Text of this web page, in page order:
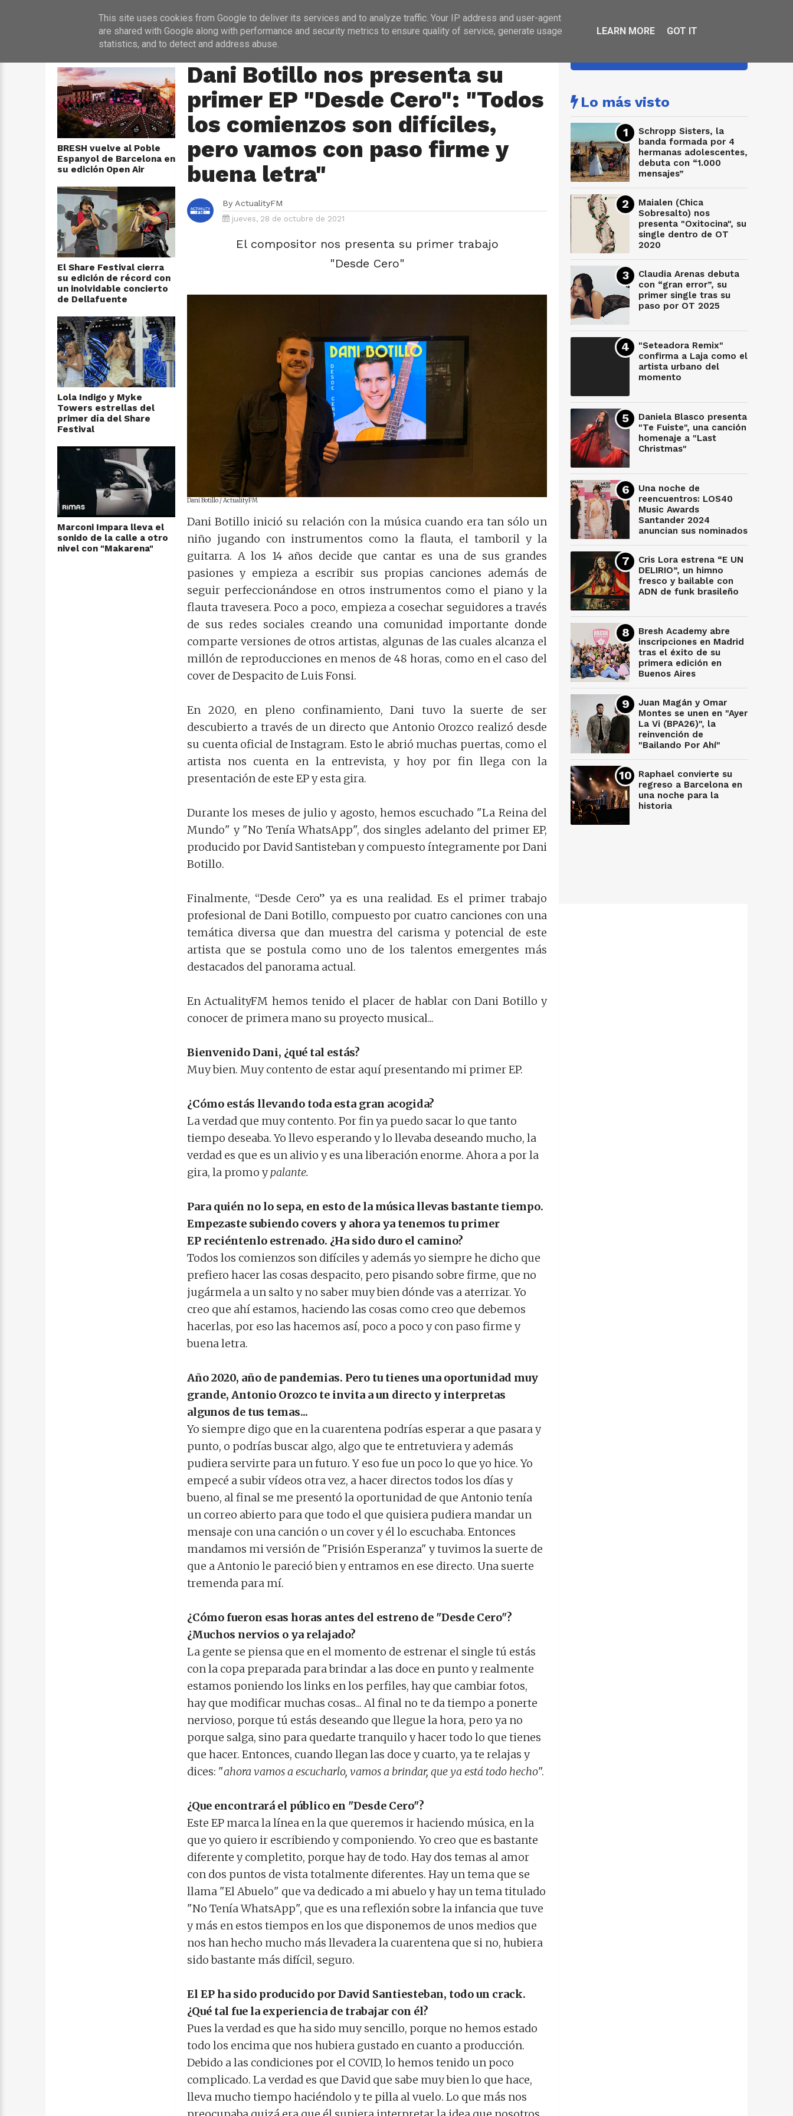
INICIO NOTICIAS PROGRAMACIÓN ENTREVISTAS
BRESH vuelve al Poble
Espanyol de Barcelona en
su edición Open Air
El Share Festival cierra
su edición de récord con
un inolvidable concierto
de Dellafuente
Lola Indigo y Myke
Towers estrellas del
primer día del Share
Festival
Marconi Impara lleva el
sonido de la calle a otro
nivel con "Makarena"
Dani Botillo nos presenta su
primer EP "Desde Cero": "Todos
los comienzos son difíciles,
pero vamos con paso firme y
buena letra"
By ActualityFM
jueves, 28 de octubre de 2021
El compositor nos presenta su primer trabajo
"Desde Cero"
Dani Botillo / ActualityFM
Dani Botillo inició su relación con la música cuando era tan sólo un
niño jugando con instrumentos como la flauta, el tamboril y la
guitarra. A los 14 años decide que cantar es una de sus grandes
pasiones y empieza a escribir sus propias canciones además de
seguir perfeccionándose en otros instrumentos como el piano y la
flauta travesera. Poco a poco, empieza a cosechar seguidores a través
de sus redes sociales creando una comunidad importante donde
comparte versiones de otros artistas, algunas de las cuales alcanza el
millón de reproducciones en menos de 48 horas, como en el caso del
cover de Despacito de Luis Fonsi.
En 2020, en pleno confinamiento, Dani tuvo la suerte de ser
descubierto a través de un directo que Antonio Orozco realizó desde
su cuenta oficial de Instagram. Esto le abrió muchas puertas, como el
artista nos cuenta en la entrevista, y hoy por fin llega con la
presentación de este EP y esta gira.
Durante los meses de julio y agosto, hemos escuchado "La Reina del
Mundo" y "No Tenía WhatsApp", dos singles adelanto del primer EP,
producido por David Santisteban y compuesto íntegramente por Dani
Botillo.
Finalmente, “Desde Cero” ya es una realidad. Es el primer trabajo
profesional de Dani Botillo, compuesto por cuatro canciones con una
temática diversa que dan muestra del carisma y potencial de este
artista que se postula como uno de los talentos emergentes más
destacados del panorama actual.
En ActualityFM hemos tenido el placer de hablar con Dani Botillo y
conocer de primera mano su proyecto musical...
Bienvenido Dani, ¿qué tal estás?
Muy bien. Muy contento de estar aquí presentando mi primer EP.
¿Cómo estás llevando toda esta gran acogida?
La verdad que muy contento. Por fin ya puedo sacar lo que tanto
tiempo deseaba. Yo llevo esperando y lo llevaba deseando mucho, la
verdad es que es un alivio y es una liberación enorme. Ahora a por la
gira, la promo ypalante.
Para quién no lo sepa, en esto de la música llevas bastante tiempo.
Empezaste subiendo covers y ahora ya tenemos tu primer
EP reciéntenlo estrenado. ¿Ha sido duro el camino?
Todos los comienzos son difíciles y además yo siempre he dicho que
prefiero hacer las cosas despacito, pero pisando sobre firme, que no
jugármela a un salto y no saber muy bien dónde vas a aterrizar. Yo
creo que ahí estamos, haciendo las cosas como creo que debemos
hacerlas, por eso las hacemos así, poco a poco y con paso firme y
buena letra.
Año 2020, año de pandemias. Pero tu tienes una oportunidad muy
grande, Antonio Orozco te invita a un directo y interpretas
algunos de tus temas...
Yo siempre digo que en la cuarentena podrías esperar a que pasara y
punto, o podrías buscar algo, algo que te entretuviera y además
pudiera servirte para un futuro. Y eso fue un poco lo que yo hice. Yo
empecé a subir vídeos otra vez, a hacer directos todos los días y
bueno, al final se me presentó la oportunidad de que Antonio tenía
un correo abierto para que todo el que quisiera pudiera mandar un
mensaje con una canción o un cover y él lo escuchaba. Entonces
mandamos mi versión de "Prisión Esperanza" y tuvimos la suerte de
que a Antonio le pareció bien y entramos en ese directo. Una suerte
tremenda para mí.
¿Cómo fueron esas horas antes del estreno de "Desde Cero"?
¿Muchos nervios o ya relajado?
La gente se piensa que en el momento de estrenar el single tú estás
con la copa preparada para brindar a las doce en punto y realmente
estamos poniendo los links en los perfiles, hay que cambiar fotos,
hay que modificar muchas cosas... Al final no te da tiempo a ponerte
nervioso, porque tú estás deseando que llegue la hora, pero ya no
porque salga, sino para quedarte tranquilo y hacer todo lo que tienes
que hacer. Entonces, cuando llegan las doce y cuarto, ya te relajas y
dices: "ahora vamos a escucharlo, vamos a brindar, que ya está todo hecho".
¿Que encontrará el público en "Desde Cero"?
Este EP marca la línea en la que queremos ir haciendo música, en la
que yo quiero ir escribiendo y componiendo. Yo creo que es bastante
diferente y completito, porque hay de todo. Hay dos temas al amor
con dos puntos de vista totalmente diferentes. Hay un tema que se
llama "El Abuelo" que va dedicado a mi abuelo y hay un tema titulado
"No Tenía WhatsApp", que es una reflexión sobre la infancia que tuve
y más en estos tiempos en los que disponemos de unos medios que
nos han hecho mucho más llevadera la cuarentena que si no, hubiera
sido bastante más difícil, seguro.
El EP ha sido producido por David Santiesteban, todo un crack.
¿Qué tal fue la experiencia de trabajar con él?
Pues la verdad es que ha sido muy sencillo, porque no hemos estado
todo los encima que nos hubiera gustado en cuanto a producción.
Debido a las condiciones por el COVID, lo hemos tenido un poco
complicado. La verdad es que David que sabe muy bien lo que hace,
lleva mucho tiempo haciéndolo y te pilla al vuelo. Lo que más nos
Lo más visto
Schropp Sisters, la
banda formada por 4
hermanas adolescentes,
debuta con “1.000
mensajes”
Maialen (Chica
Sobresalto) nos
presenta "Oxitocina", su
single dentro de OT
2020
Claudia Arenas debuta
con “gran error”, su
primer single tras su
paso por OT 2025
"Seteadora Remix"
confirma a Laja como el
artista urbano del
momento
Daniela Blasco presenta
"Te Fuiste", una canción
homenaje a "Last
Christmas"
Una noche de
reencuentros: LOS40
Music Awards
Santander 2024
anuncian sus nominados
Cris Lora estrena “E UN
DELIRIO”, un himno
fresco y bailable con
ADN de funk brasileño
Bresh Academy abre
inscripciones en Madrid
tras el éxito de su
primera edición en
Buenos Aires
Juan Magán y Omar
Montes se unen en "Ayer
La Vi (BPA26)", la
reinvención de
"Bailando Por Ahí"
Raphael convierte su
regreso a Barcelona en
una noche para la
historia
This site uses cookies from Google to deliver its services and to analyze traffic. Your IP address and user-agent
are shared with Google along with performance and security metrics to ensure quality of service, generate usage
statistics, and to detect and address abuse.
LEARN MORE GOT IT